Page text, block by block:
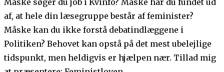
af, at hele din læsegruppe består af feminister?
Måske kan du ikke forstå debatindlæggene i
Politiken? Behovet kan opstå på det mest ubelejlige
tidspunkt, men heldigvis er hjælpen nær. Tillad mig